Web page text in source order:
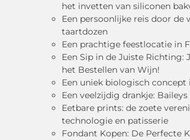
het invetten van siliconen
Een persoonlijke reis door de
taartdozen
Een prachtige feestlocatie in
Een Sip in de Juiste Richting:
het Bestellen van Wijn!
Een uniek biologisch concept
Een veelzijdig drankje: Baileys
Eetbare prints: de zoete
technologie en patisserie
Fondant Kopen: De Perfecte